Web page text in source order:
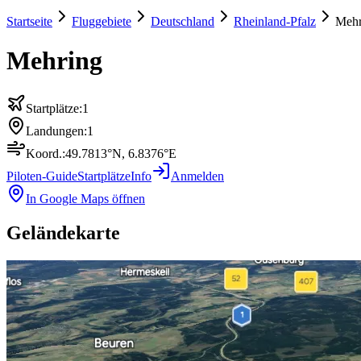
Startseite Fluggebiete Deutschland Rheinland-Pfalz
Mehring
Startplätze:1
Landungen:1
Koord.:49.7813°N, 6.8376°E
Piloten-GuideStartplätzeInfo
Anmelden
In Google Maps öffnen
Geländekarte